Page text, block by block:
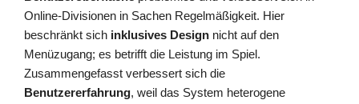
Online-Divisionen in Sachen Regelmäßigkeit. Hier
beschränkt sich inklusives Design nicht auf den
Menüzugang; es betrifft die Leistung im Spiel.
Zusammengefasst verbessert sich die
Benutzererfahrung, weil das System heterogene